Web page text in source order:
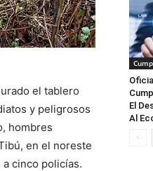
el tablero
y peligrosos
hombres
en el noreste
cinco policías.
El
Al